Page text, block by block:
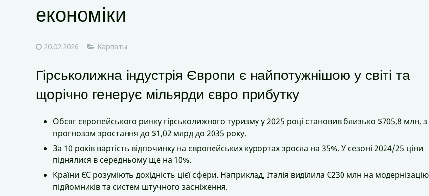
економіки
20.02.2026 Карпаты
Гірськолижна індустрія Європи є найпотужнішою у світі та
щорічно генерує мільярди євро прибутку
Обсяг європейського ринку гірськолижного туризму у 2025 році становив близько $705,8 млн, з
прогнозом зростання до $1,02 млрд до 2035 року.
За 10 років вартість відпочинку на європейських курортах зросла на 35%. У сезоні 2024/25 ціни
піднялися в середньому ще на 10%.
Країни ЄС розуміють дохідність цієї сфери. Наприклад, Італія виділила €230 млн на модернізацію
підйомників та систем штучного засніження.